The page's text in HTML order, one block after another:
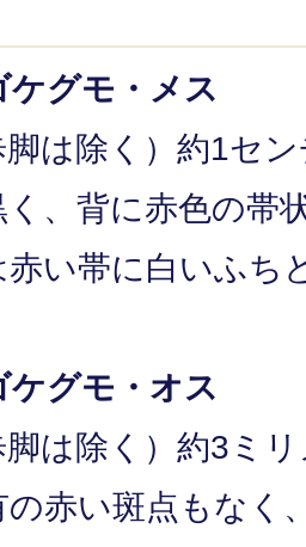
ケグモ・メス
は除く）約1セ
、背に赤色の帯
赤い帯に白いふち
ケグモ・オス
脚は除く）約3ミ
の赤い斑点もなく